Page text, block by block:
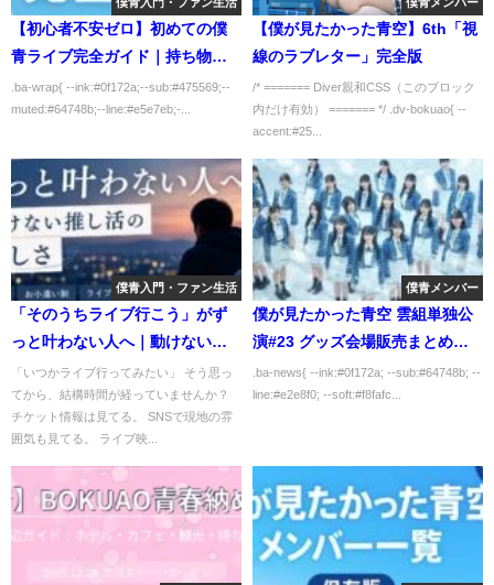
僕青入門・ファン生活
【初心者不安ゼロ】初めての僕
青ライブ完全ガイド｜持ち物・
服装・当日の流れ・マナーまで
丸わかり【2025年版】
.ba-wrap{ --ink:#0f172a;--sub:#475569;--
muted:#64748b;--line:#e5e7eb;-...
僕青メンバー
【僕が見たかった青空】6th「視
線のラブレター」完全版
/* ======= Diver親和CSS（このブロック
内だけ有効） ======= */ .dv-bokuao{ --
accent:#25...
僕青入門・ファン生活
「そのうちライブ行こう」がず
っと叶わない人へ｜動けない推
し活の苦しさ
「いつかライブ行ってみたい」 そう思っ
てから、結構時間が経っていませんか？
チケット情報は見てる。 SNSで現地の雰
囲気も見てる。 ライブ映...
僕青メンバー
僕が見たかった青空 雲組単独公
演#23 グッズ会場販売まとめ｜
SHIBUYA PLEASURE
PLEASURE【2025年11月24日開
.ba-news{ --ink:#0f172a; --sub:#64748b; --
line:#e2e8f0; --soft:#f8fafc...